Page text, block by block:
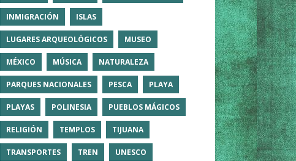
INMIGRACIÓN ISLAS
LUGARES ARQUEOLÓGICOS MUSEO
MÉXICO MÚSICA NATURALEZA
PARQUES NACIONALES PESCA PLAYA
PLAYAS POLINESIA PUEBLOS MÁGICOS
RELIGIÓN TEMPLOS TIJUANA
TRANSPORTES TREN UNESCO